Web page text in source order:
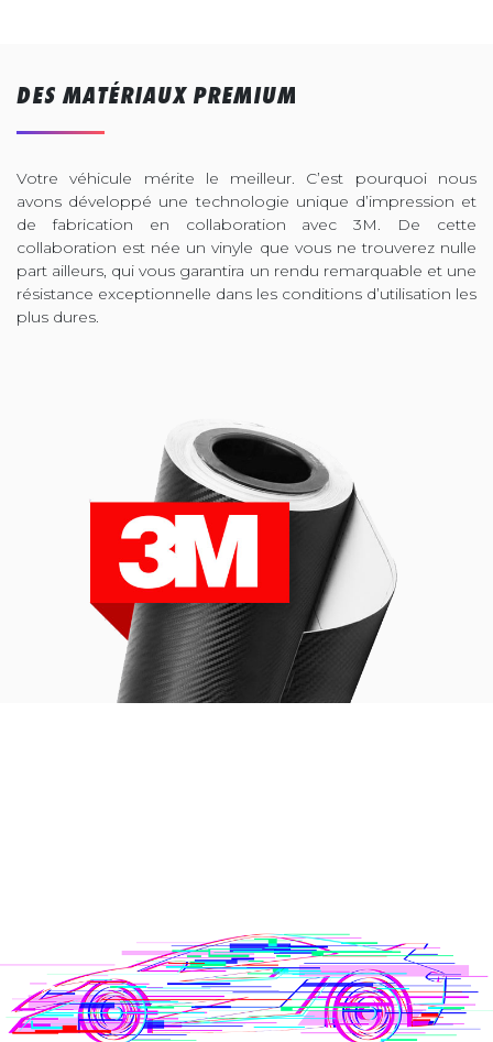
DES MATÉRIAUX PREMIUM
Votre véhicule mérite le meilleur. C’est pourquoi nous
avons développé une technologie unique d’impression et
de fabrication en collaboration avec 3M. De cette
collaboration est née un vinyle que vous ne trouverez nulle
part ailleurs, qui vous garantira un rendu remarquable et une
résistance exceptionnelle dans les conditions d’utilisation les
plus dures.